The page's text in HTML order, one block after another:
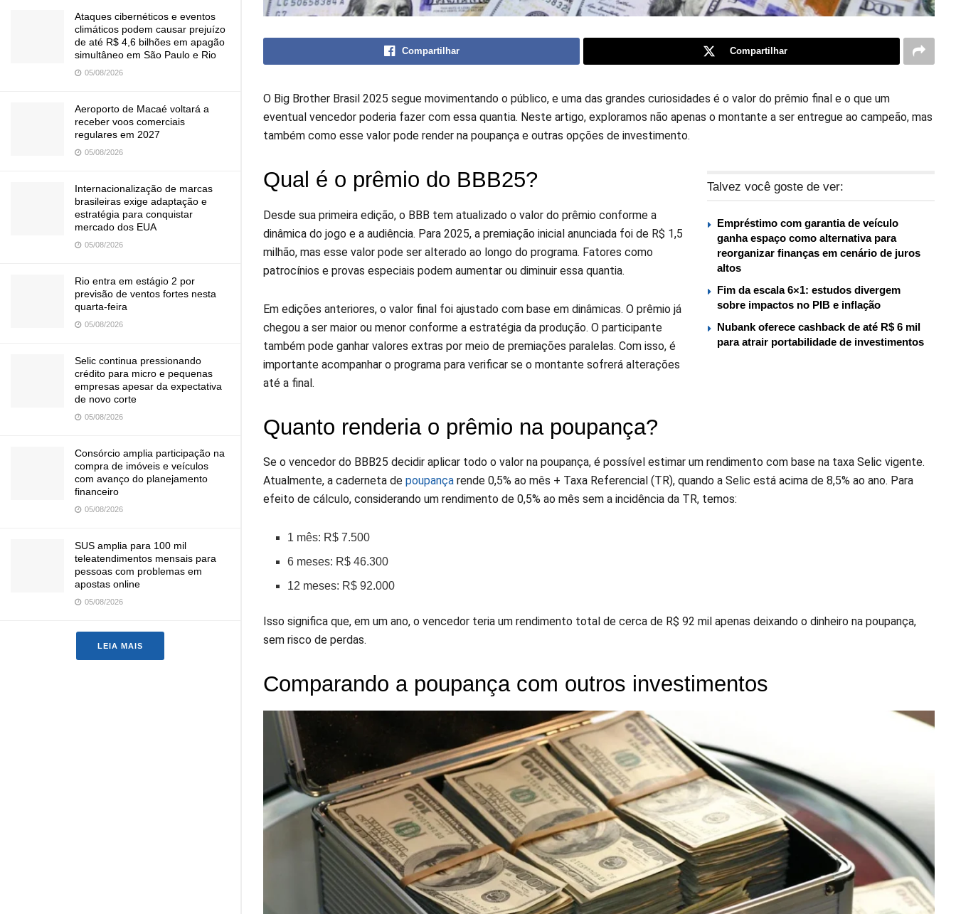
Ataques cibernéticos e eventos
climáticos podem causar prejuízo
de até R$ 4,6 bilhões em apagão
simultâneo em São Paulo e Rio
05/08/2026
Aeroporto de Macaé voltará a
receber voos comerciais
regulares em 2027
05/08/2026
Internacionalização de marcas
brasileiras exige adaptação e
estratégia para conquistar
mercado dos EUA
05/08/2026
Rio entra em estágio 2 por
previsão de ventos fortes nesta
quarta-feira
05/08/2026
Selic continua pressionando
crédito para micro e pequenas
empresas apesar da expectativa
de novo corte
05/08/2026
Consórcio amplia participação na
compra de imóveis e veículos
com avanço do planejamento
financeiro
05/08/2026
SUS amplia para 100 mil
teleatendimentos mensais para
pessoas com problemas em
apostas online
05/08/2026
LEIA MAIS
Compartilhar Compartilhar
O Big Brother Brasil 2025 segue movimentando o público, e uma das grandes curiosidades é o valor do prêmio final e o que um
eventual vencedor poderia fazer com essa quantia. Neste artigo, exploramos não apenas o montante a ser entregue ao campeão, mas
também como esse valor pode render na poupança e outras opções de investimento.
Talvez você goste de ver:
Empréstimo com garantia de veículo
ganha espaço como alternativa para
reorganizar finanças em cenário de juros
altos
Fim da escala 6×1: estudos divergem
sobre impactos no PIB e inflação
Nubank oferece cashback de até R$ 6 mil
para atrair portabilidade de investimentos
Qual é o prêmio do BBB25?
Desde sua primeira edição, o BBB tem atualizado o valor do prêmio conforme a
dinâmica do jogo e a audiência. Para 2025, a premiação inicial anunciada foi de R$ 1,5
milhão, mas esse valor pode ser alterado ao longo do programa. Fatores como
patrocínios e provas especiais podem aumentar ou diminuir essa quantia.
Em edições anteriores, o valor final foi ajustado com base em dinâmicas. O prêmio já
chegou a ser maior ou menor conforme a estratégia da produção. O participante
também pode ganhar valores extras por meio de premiações paralelas. Com isso, é
importante acompanhar o programa para verificar se o montante sofrerá alterações
até a final.
Quanto renderia o prêmio na poupança?
Se o vencedor do BBB25 decidir aplicar todo o valor na poupança, é possível estimar um rendimento com base na taxa Selic vigente.
Atualmente, a caderneta de poupança rende 0,5% ao mês + Taxa Referencial (TR), quando a Selic está acima de 8,5% ao ano. Para
efeito de cálculo, considerando um rendimento de 0,5% ao mês sem a incidência da TR, temos:
1 mês: R$ 7.500
6 meses: R$ 46.300
12 meses: R$ 92.000
Isso significa que, em um ano, o vencedor teria um rendimento total de cerca de R$ 92 mil apenas deixando o dinheiro na poupança,
sem risco de perdas.
Comparando a poupança com outros investimentos